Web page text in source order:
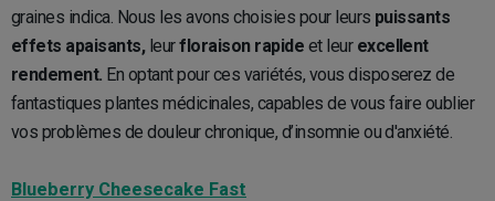
graines indica. Nous les avons choisies pour leurs puissants
effets apaisants,leurfloraison rapide et leurexcellent
rendement. En optant pour ces variétés, vous disposerez de
fantastiques plantes médicinales, capables de vous faire oublier
vos problèmes de douleur chronique, d’insomnie ou d'anxiété.
Blueberry Cheesecake Fast